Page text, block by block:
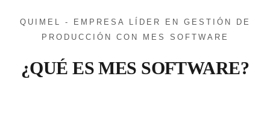
QUIMEL - EMPRESA LÍDER EN GESTIÓN DE
PRODUCCIÓN CON MES SOFTWARE
¿QUÉ ES MES SOFTWARE?